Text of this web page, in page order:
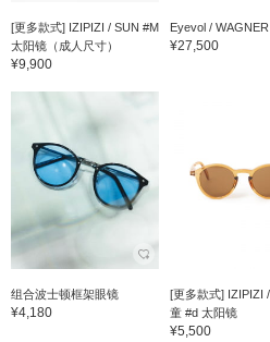
[更多款式] IZIPIZI / SUN #M
太阳镜（成人尺寸）
¥9,900
Eyevol / WAGNER
¥27,500
组合波士顿框架眼镜
¥4,180
[更多款式] IZIPIZI
童 #d 太阳镜
¥5,500